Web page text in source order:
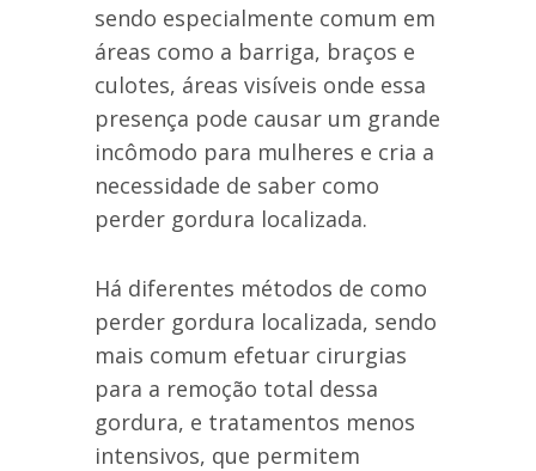
sendo especialmente comum em
áreas como a barriga, braços e
culotes, áreas visíveis onde essa
presença pode causar um grande
incômodo para mulheres e cria a
necessidade de saber como
perder gordura localizada.
Há diferentes métodos de como
perder gordura localizada, sendo
mais comum efetuar cirurgias
para a remoção total dessa
gordura, e tratamentos menos
intensivos, que permitem